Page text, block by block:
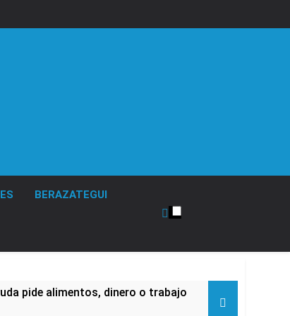
BERAZATEGUI
pide alimentos, dinero o trabajo